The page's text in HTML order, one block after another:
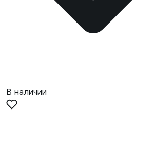
В наличии